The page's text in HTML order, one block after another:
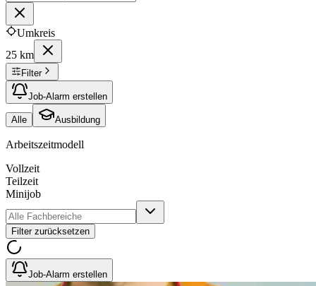
Umkreis
25 km
Filter
Job-Alarm erstellen
Alle Ausbildung
Arbeitszeitmodell
Vollzeit
Teilzeit
Minijob
Filter zurücksetzen
Job-Alarm erstellen